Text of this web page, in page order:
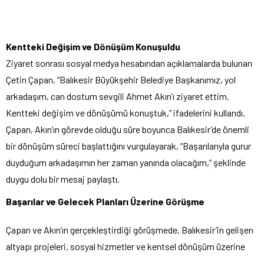
Kentteki Değişim ve Dönüşüm Konuşuldu
Ziyaret sonrası sosyal medya hesabından açıklamalarda bulunan
Çetin Çapan, “Balıkesir Büyükşehir Belediye Başkanımız, yol
arkadaşım, can dostum sevgili Ahmet Akın’ı ziyaret ettim.
Kentteki değişim ve dönüşümü konuştuk,” ifadelerini kullandı.
Çapan, Akın’ın görevde olduğu süre boyunca Balıkesir’de önemli
bir dönüşüm süreci başlattığını vurgulayarak, “Başarılarıyla gurur
duyduğum arkadaşımın her zaman yanında olacağım,” şeklinde
duygu dolu bir mesaj paylaştı.
Başarılar ve Gelecek Planları Üzerine Görüşme
Çapan ve Akın’ın gerçekleştirdiği görüşmede, Balıkesir’in gelişen
altyapı projeleri, sosyal hizmetler ve kentsel dönüşüm üzerine